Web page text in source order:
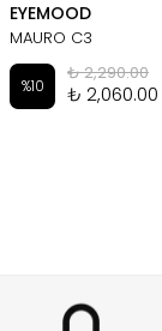
EYEMOOD
MAURO C3
%10
₺ 2,290.00
₺ 2,060.00